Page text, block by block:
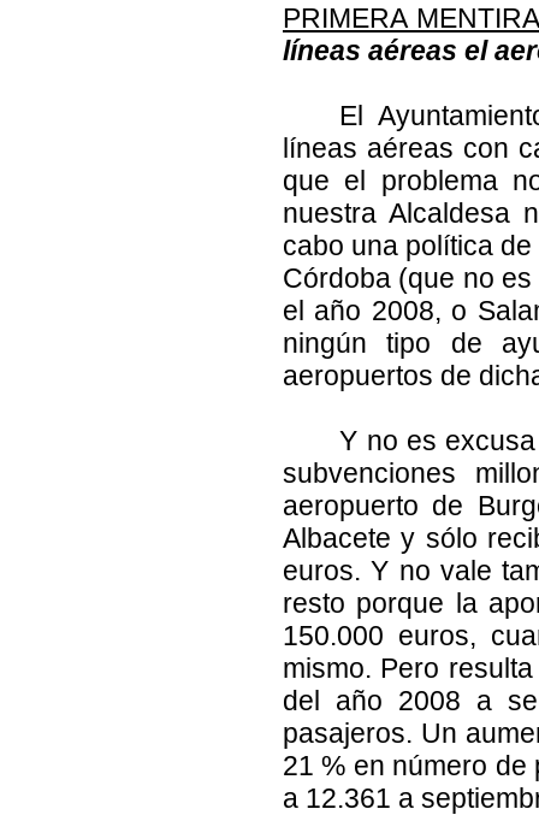
PRIMERA
líneas aéreas el
El
líneas aéreas con
que el problema
nuestra Alcaldesa
cabo una política
Córdoba (que no
el año 2008, o
ningún tipo de
aeropuertos de
Y no es
subvenciones
aeropuerto de
Albacete y sólo
euros. Y no vale
resto porque la
150.000 euros,
mismo. Pero
del año 2008 a
pasajeros. Un
21 % en número
a 12.361 a